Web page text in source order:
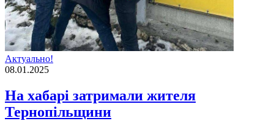
Актуально!
08.01.2025
На хабарі затримали жителя
Тернопільщини